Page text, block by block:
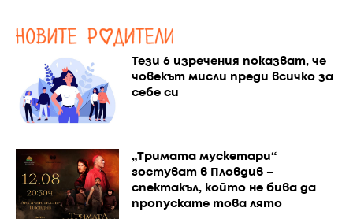
Тези 6 изречения показват, че
човекът мисли преди всичко за
себе си
„Тримата мускетари“
гостуват в Пловдив –
спектакъл, който не бива да
пропускате това лято